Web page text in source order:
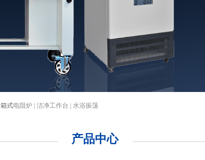
箱式电阻炉 | 洁净工作台 | 水浴振荡
产品中心